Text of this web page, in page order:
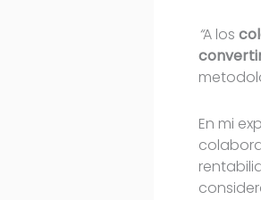
“A los
En mi